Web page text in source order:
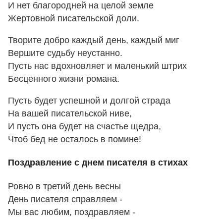
И нет благородней на целой земле
Жертовной писательской доли.
Творите добро каждый день, каждый миг
Вершите судьбу неустанно.
Пусть нас вдохновляет и маленький штрих
Бесценного жизни романа.
Пусть будет успешной и долгой страда
На вашей писательской ниве,
И пусть она будет на счастье щедра,
Чтоб бед не осталось в помине!
Поздравление с днем писателя в стихах
Ровно в третий день весны
День писателя справляем -
Мы вас любим, поздравляем -